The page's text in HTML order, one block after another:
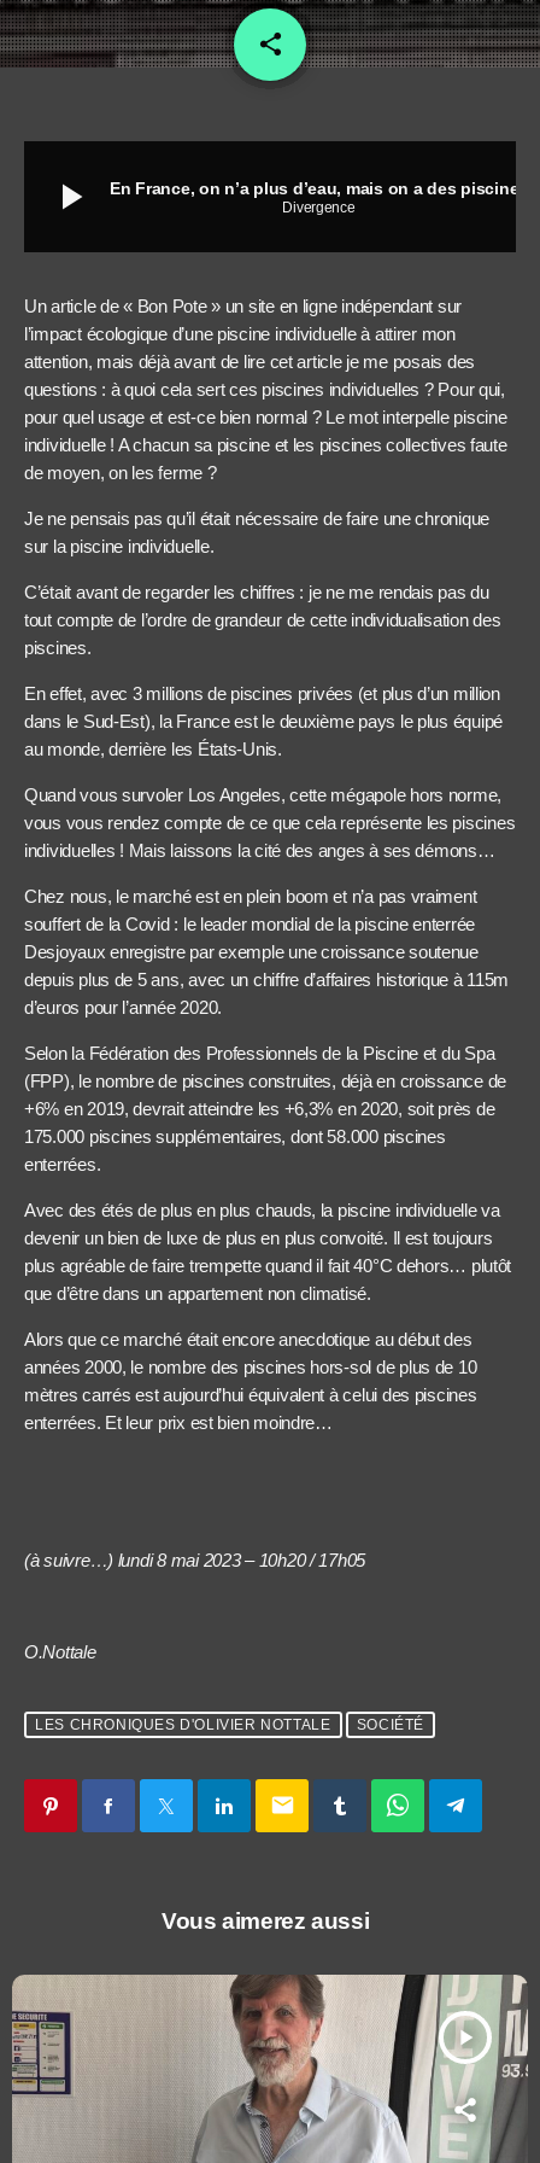
share
email
play_arrow En France, on n’a plus d’eau, mais on a des piscines
Divergence
Un article de « Bon Pote » un site en ligne indépendant sur
l’impact écologique d’une piscine individuelle à attirer mon
attention, mais déjà avant de lire cet article je me posais des
questions : à quoi cela sert ces piscines individuelles ? Pour qui,
pour quel usage et est-ce bien normal ? Le mot interpelle piscine
individuelle ! A chacun sa piscine et les piscines collectives faute
de moyen, on les ferme ?
Je ne pensais pas qu’il était nécessaire de faire une chronique
sur la piscine individuelle.
C’était avant de regarder les chiffres : je ne me rendais pas du
tout compte de l’ordre de grandeur de cette individualisation des
piscines.
En effet, avec 3 millions de piscines privées (et plus d’un million
dans le Sud-Est), la France est le deuxième pays le plus équipé
au monde, derrière les États-Unis.
Quand vous survoler Los Angeles, cette mégapole hors norme,
vous vous rendez compte de ce que cela représente les piscines
individuelles ! Mais laissons la cité des anges à ses démons…
Chez nous, le marché est en plein boom et n’a pas vraiment
souffert de la Covid : le leader mondial de la piscine enterrée
Desjoyaux enregistre par exemple une croissance soutenue
depuis plus de 5 ans, avec un chiffre d’affaires historique à 115m
d’euros pour l’année 2020.
Selon la Fédération des Professionnels de la Piscine et du Spa
(FPP), le nombre de piscines construites, déjà en croissance de
+6% en 2019, devrait atteindre les +6,3% en 2020, soit près de
175.000 piscines supplémentaires, dont 58.000 piscines
enterrées.
Avec des étés de plus en plus chauds, la piscine individuelle va
devenir un bien de luxe de plus en plus convoité. Il est toujours
plus agréable de faire trempette quand il fait 40°C dehors… plutôt
que d’être dans un appartement non climatisé.
Alors que ce marché était encore anecdotique au début des
années 2000, le nombre des piscines hors-sol de plus de 10
mètres carrés est aujourd’hui équivalent à celui des piscines
enterrées. Et leur prix est bien moindre…
(à suivre…) lundi 8 mai 2023 – 10h20 / 17h05
O.Nottale
LES CHRONIQUES D'OLIVIER NOTTALE SOCIÉTÉ
email
Vous aimerez aussi
play_arrow